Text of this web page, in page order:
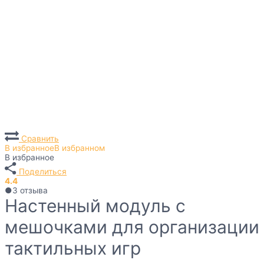
Сравнить
В избранноеВ избранном
В избранное
Поделиться
4.4
●3 отзыва
Настенный модуль с
мешочками для организации
тактильных игр